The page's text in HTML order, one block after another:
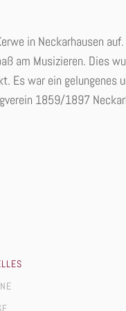
in Neckarhausen
am Musizieren. Dies
Es war ein gelungenes
1859/1897